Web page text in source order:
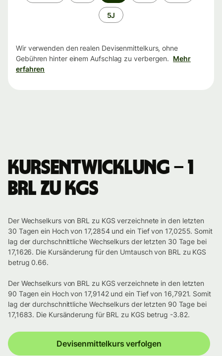
5J
Wir verwenden den realen Devisenmittelkurs, ohne
Gebühren hinter einem Aufschlag zu verbergen. Mehr
erfahren
Kursentwicklung – 1
BRL zu KGS
Der Wechselkurs von BRL zu KGS verzeichnete in den letzten
30 Tagen ein Hoch von 17,2854 und ein Tief von 17,0255. Somit
lag der durchschnittliche Wechselkurs der letzten 30 Tage bei
17,1626. Die Kursänderung für den Umtausch von BRL zu KGS
betrug 0.66.
Der Wechselkurs von BRL zu KGS verzeichnete in den letzten
90 Tagen ein Hoch von 17,9142 und ein Tief von 16,7921. Somit
lag der durchschnittliche Wechselkurs der letzten 90 Tage bei
17,1683. Die Kursänderung für BRL zu KGS betrug -3.82.
Devisenmittelkurs verfolgen